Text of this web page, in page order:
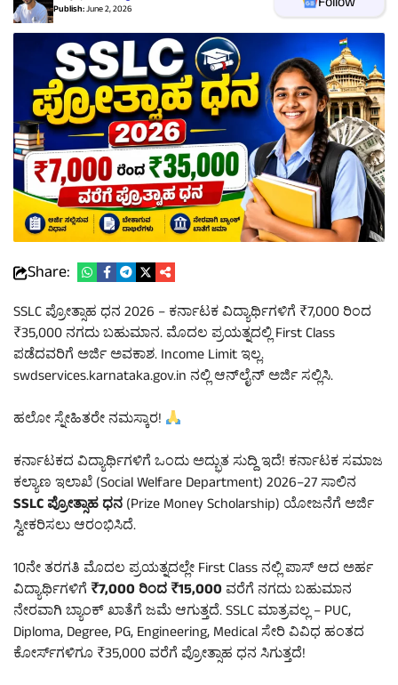
Publish:June 2, 2026
Share:
SSLC ಪ್ರೋತ್ಸಾಹ ಧನ 2026 – ಕರ್ನಾಟಕ ವಿದ್ಯಾರ್ಥಿಗಳಿಗೆ ₹7,000 ರಿಂದ
₹35,000 ನಗದು ಬಹುಮಾನ. ಮೊದಲ ಪ್ರಯತ್ನದಲ್ಲಿ First Class
ಪಡೆದವರಿಗೆ ಅರ್ಜಿ ಅವಕಾಶ. Income Limit ಇಲ್ಲ.
swdservices.karnataka.gov.in ನಲ್ಲಿ ಆನ್‌ಲೈನ್ ಅರ್ಜಿ ಸಲ್ಲಿಸಿ.
ಹಲೋ ಸ್ನೇಹಿತರೇ ನಮಸ್ಕಾರ!
ಕರ್ನಾಟಕದ ವಿದ್ಯಾರ್ಥಿಗಳಿಗೆ ಒಂದು ಅದ್ಭುತ ಸುದ್ದಿ ಇದೆ! ಕರ್ನಾಟಕ ಸಮಾಜ
ಕಲ್ಯಾಣ ಇಲಾಖೆ (Social Welfare Department) 2026–27 ಸಾಲಿನ
SSLC ಪ್ರೋತ್ಸಾಹ ಧನ(Prize Money Scholarship) ಯೋಜನೆಗೆ ಅರ್ಜಿ
ಸ್ವೀಕರಿಸಲು ಆರಂಭಿಸಿದೆ.
10ನೇ ತರಗತಿ ಮೊದಲ ಪ್ರಯತ್ನದಲ್ಲೇ First Class ನಲ್ಲಿ ಪಾಸ್ ಆದ ಅರ್ಹ
ವಿದ್ಯಾರ್ಥಿಗಳಿಗೆ ₹7,000 ರಿಂದ ₹15,000ವರೆಗೆ ನಗದು ಬಹುಮಾನ
ನೇರವಾಗಿ ಬ್ಯಾಂಕ್ ಖಾತೆಗೆ ಜಮೆ ಆಗುತ್ತದೆ. SSLC ಮಾತ್ರವಲ್ಲ – PUC,
Diploma, Degree, PG, Engineering, Medical ಸೇರಿ ವಿವಿಧ ಹಂತದ
ಕೋರ್ಸ್‌ಗಳಿಗೂ ₹35,000 ವರೆಗೆ ಪ್ರೋತ್ಸಾಹ ಧನ ಸಿಗುತ್ತದೆ!